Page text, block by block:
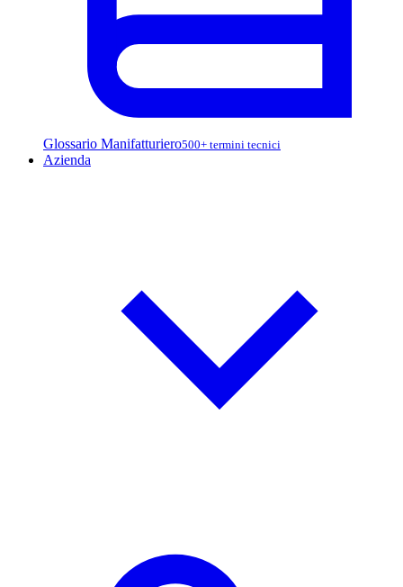
Glossario Manifatturiero500+ termini tecnici
Azienda